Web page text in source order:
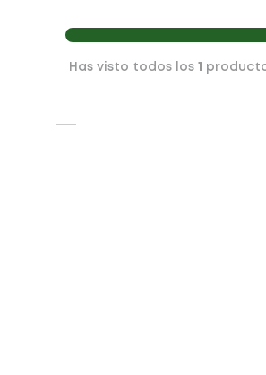
Has visto todos los 1